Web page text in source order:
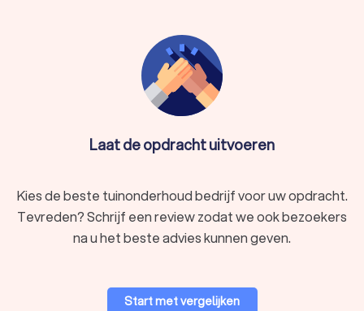
Laat de opdracht uitvoeren
Kies de beste tuinonderhoud bedrijf voor uw opdracht.
Tevreden? Schrijf een review zodat we ook bezoekers
na u het beste advies kunnen geven.
Start met vergelijken